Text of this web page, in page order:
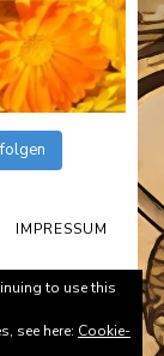
Reserved.
IMPRESSUM
to use this
see here: Cookie-